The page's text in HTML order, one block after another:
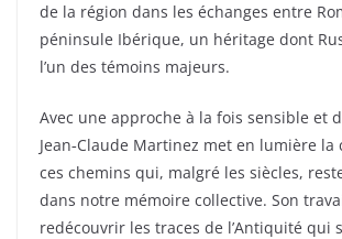
de la région dans les échanges entre
péninsule Ibérique, un héritage dont
l’un des témoins majeurs.
Avec une approche à la fois sensible et
Jean‑Claude Martinez met en lumière
ces chemins qui, malgré les siècles,
dans notre mémoire collective. Son
redécouvrir les traces de l’Antiquité qui